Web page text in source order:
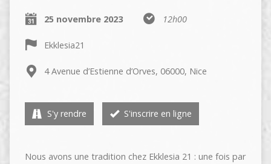
25 novembre 2023 12h00
Ekklesia21
4 Avenue d’Estienne d’Orves, 06000, Nice
S'y rendre S'inscrire en ligne
Nous avons une tradition chez Ekklesia 21 : une fois par